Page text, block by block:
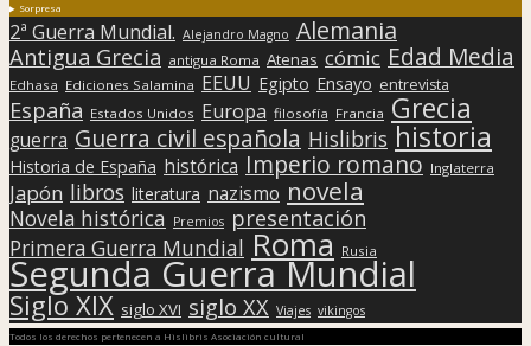
Sorpresa
2ª Guerra Mundial. Alejandro Magno Alemania
Antigua Grecia antigua Roma Atenas cómic Edad Media
Edhasa Ediciones Salamina EEUU Egipto Ensayo entrevista
España Estados Unidos Europa filosofía Francia Grecia
guerra Guerra civil española Hislibris historia
Historia de España histórica Imperio romano Inglaterra
Japón libros literatura nazismo novela
Novela histórica Premios presentación
Primera Guerra Mundial Roma Rusia
Segunda Guerra Mundial
Siglo XIX siglo XVI siglo XX Viajes vikingos
Todos los derechos pertenecen a Hislibris Asociación cultural